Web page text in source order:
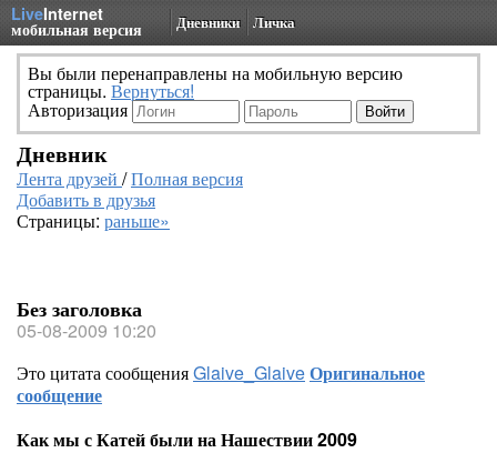
LiveInternet
мобильная версия Дневники Личка
Вы были перенаправлены на мобильную версию
страницы. Вернуться!
Авторизация
Дневник
Лента друзей /Полная версия
Добавить в друзья
Страницы: раньше»
Без заголовка
05-08-2009 10:20
Это цитата сообщенияGlaive_GlaiveОригинальное
сообщение
Как мы с Катей были на Нашествии 2009